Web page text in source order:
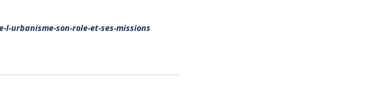
son-role-et-ses-missions